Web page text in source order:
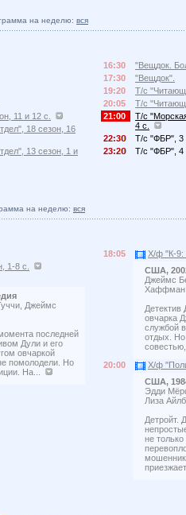
на неделю: вся
11 и 12 с.
18 сезон, 16
13 сезон, 1 и
16:30
"Вещдок.
17:30
"Вещдок".
19:20
Т/с
20:05
Т/с
21:00
Т/с
4 с.
22:3
Т/с "ФБР", 3
23:2
Т/с "ФБР", 4
на неделю: вся
1-8 с.
Джеймс
последней
Дули и его
овчаркой
помолодели. Но
На...
18:05
Х/ф "К-9:
США,
Джеймс
Хаффман,
овчарка
службой
отдых.
20:00
Х/ф
США,
Эдди
Лиза
Детройт.
не